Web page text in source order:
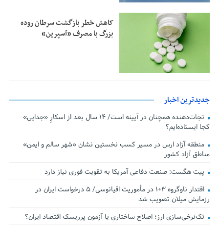
کاهش خطر بازگشت سرطان روده
بزرگ با مصرف «آسپرین»
جدیدترین اخبار
نجات‌دهنده‌ همچنان در آیینه است/ ۱۴ سال بعد از اسکارِ «جدایی»
کجا ایستاده‌ایم؟
منطقه آزاد ارس در مسیر کسب نخستین نشان «شهر سالم و ایمن»
مناطق آزاد کشور
پیت هگست: صنعت دفاعی آمریکا به تقویت فوری نیاز دارد
اقتدار ناوگروه ۱۰۳ در مأموریت‌ اقیانوسی/ ۵ درخواست ایران در
رزمایش میلان تصویب شد
تک‌نرخی‌سازی ارز؛ اصلاح ساختاری یا آزمون پرریسک اقتصاد ایران؟